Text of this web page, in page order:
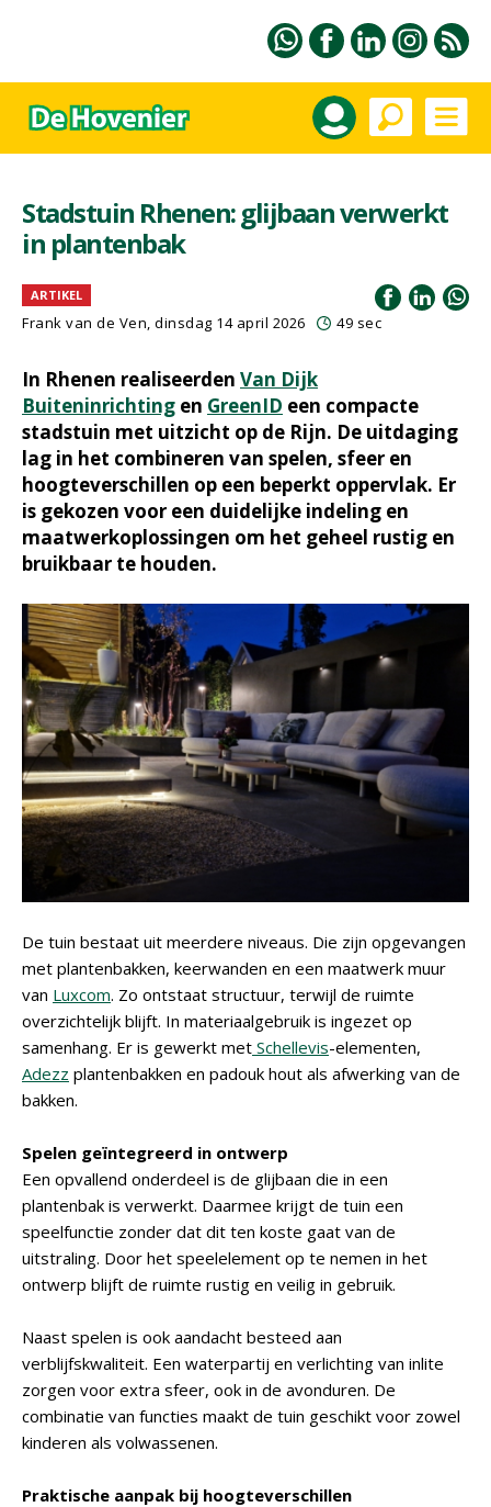
Stadstuin Rhenen: glijbaan verwerkt
in plantenbak
ARTIKEL
Frank van de Ven, dinsdag 14 april 2026 49 sec
In Rhenen realiseerden Van Dijk
Buiteninrichting en GreenID een compacte
stadstuin met uitzicht op de Rijn. De uitdaging
lag in het combineren van spelen, sfeer en
hoogteverschillen op een beperkt oppervlak. Er
is gekozen voor een duidelijke indeling en
maatwerkoplossingen om het geheel rustig en
bruikbaar te houden.
De tuin bestaat uit meerdere niveaus. Die zijn opgevangen
met plantenbakken, keerwanden en een maatwerk muur
van Luxcom. Zo ontstaat structuur, terwijl de ruimte
overzichtelijk blijft. In materiaalgebruik is ingezet op
samenhang. Er is gewerkt met Schellevis-elementen,
Adezz plantenbakken en padouk hout als afwerking van de
bakken.
Spelen geïntegreerd in ontwerp
Een opvallend onderdeel is de glijbaan die in een
plantenbak is verwerkt. Daarmee krijgt de tuin een
speelfunctie zonder dat dit ten koste gaat van de
uitstraling. Door het speelelement op te nemen in het
ontwerp blijft de ruimte rustig en veilig in gebruik.
Naast spelen is ook aandacht besteed aan
verblijfskwaliteit. Een waterpartij en verlichting van inlite
zorgen voor extra sfeer, ook in de avonduren. De
combinatie van functies maakt de tuin geschikt voor zowel
kinderen als volwassenen.
Praktische aanpak bij hoogteverschillen